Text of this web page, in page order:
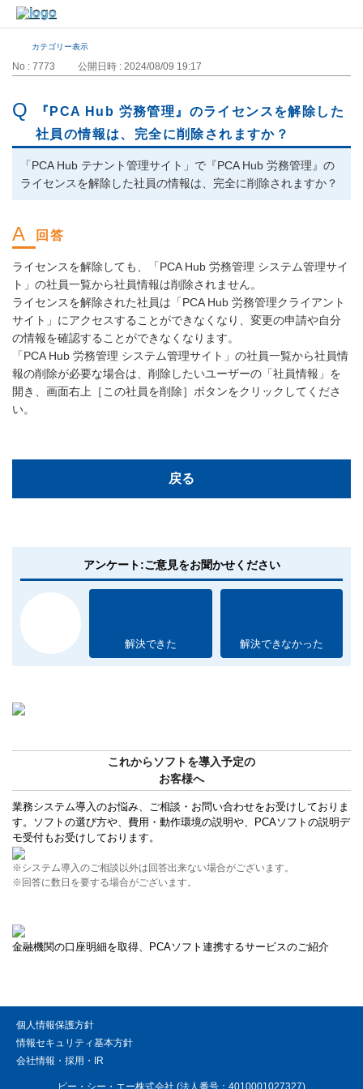
カテゴリー表示
No : 7773 公開日時 : 2024/08/09 19:17
『PCA Hub 労務管理』のライセンスを解除した
社員の情報は、完全に削除されますか？
「PCA Hub テナント管理サイト」で『PCA Hub 労務管理』の
ライセンスを解除した社員の情報は、完全に削除されますか？
ライセンスを解除しても、「PCA Hub 労務管理 システム管理サイ
ト」の社員一覧から社員情報は削除されません。
ライセンスを解除された社員は「PCA Hub 労務管理クライアント
サイト」にアクセスすることができなくなり、変更の申請や自分
の情報を確認することができなくなります。
「PCA Hub 労務管理 システム管理サイト」の社員一覧から社員情
報の削除が必要な場合は、削除したいユーザーの「社員情報」を
開き、画面右上［この社員を削除］ボタンをクリックしてくださ
い。
戻る
アンケート:ご意見をお聞かせください
解決できた 解決できなかった
これからソフトを導入予定の
お客様へ
業務システム導入のお悩み、ご相談・お問い合わせをお受けしておりま
す。ソフトの選び方や、費用・動作環境の説明や、PCAソフトの説明デ
モ受付もお受けしております。
※システム導入のご相談以外は回答出来ない場合がございます。
※回答に数日を要する場合がございます。
金融機関の口座明細を取得、PCAソフト連携するサービスのご紹介
個人情報保護方針
情報セキュリティ基本方針
会社情報・採用・IR
ピー・シー・エー株式会社 (法人番号：4010001027327)